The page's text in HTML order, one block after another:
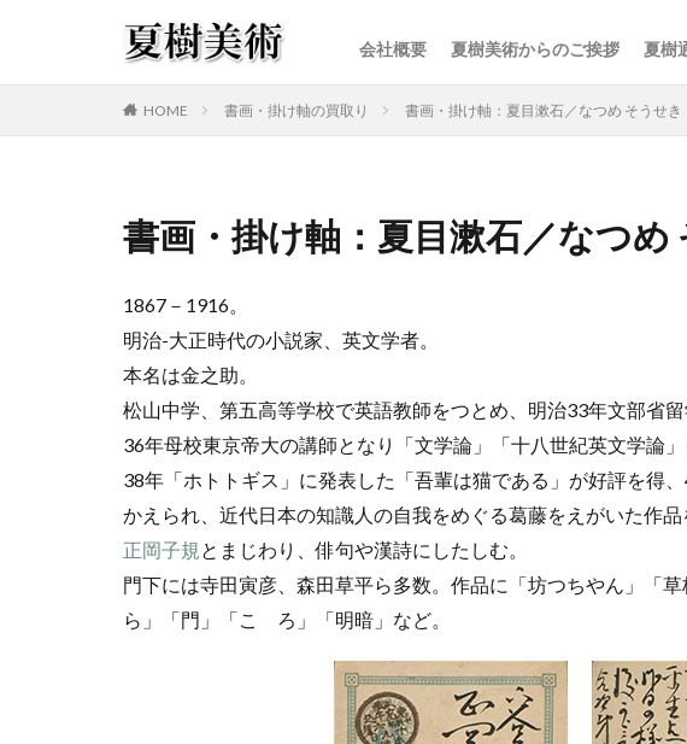
会社概要 夏樹美術からのご挨拶 夏樹
HOME 書画・掛け軸の買取り 書画・掛け軸：夏目漱石／なつめ そうせき
書画・掛け軸：夏目漱石／なつめ
1867－1916。
明治-大正時代の小説家、英文学者。
本名は金之助。
松山中学、第五高等学校で英語教師をつとめ、明治33年文部省留
36年母校東京帝大の講師となり「文学論」「十八世紀英文学論」
38年「ホトトギス」に発表した「吾輩は猫である」が好評を得
かえられ、近代日本の知識人の自我をめぐる葛藤をえがいた作品
正岡子規 とまじわり、俳句や漢詩にしたしむ。
門下には寺田寅彦、森田草平ら多数。作品に「坊つちやん」「
ら」「門」「こゝろ」「明暗」など。